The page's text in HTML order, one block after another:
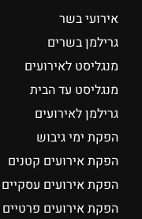
אירועי בשר
גרילמן בשרים
מנגליסט לאירועים
מנגליסט עד הבית
גרילמן לאירועים
הפקת ימי גיבוש
הפקת אירועים קטנים
הפקת אירועים עסקיים
הפקת אירועים פרטיים